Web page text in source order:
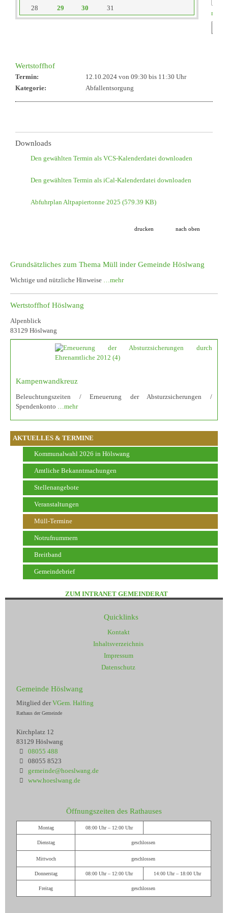
AKTUELLES & TERMINE
Kommunalwahl 2026 in Hölswang
Amtliche Bekanntmachungen
Stellenangebote
Veranstaltungen
Müll-Termine
Notrufnummern
Breitband
Gemeindebrief
28
29 30 31
reset
Wertstoffhof
Termin: 12.10.2024 von 09:30 bis 11:30 Uhr
Kategorie:
Abfallentsorgung
Downloads
Den gewählten Termin als VCS-Kalenderdatei downloaden
Den gewählten Termin als iCal-Kalenderdatei downloaden
Abfuhrplan Altpapiertonne 2025 (579.39 KB)
drucken nach oben
Grundsätzliches zum Thema Müll inder Gemeinde Höslwang
Wichtige und nützliche Hinweise …mehr
Wertstoffhof Höslwang
Alpenblick
83129 Höslwang
Kampenwandkreuz
Beleuchtungszeiten / Erneuerung der Absturzsicherungen /
Spendenkonto …mehr
ZUM INTRANET GEMEINDERAT
Quicklinks
Kontakt
Inhaltsverzeichnis
Impressum
Datenschutz
Gemeinde Höslwang
Mitglied derVGem. Halfing
Rathaus der Gemeinde
Kirchplatz 12
83129 Höslwang
08055 488
08055 8523
gemeinde@hoeslwang.de
www.hoeslwang.de
Öffnungszeiten des Rathauses
Montag 08:00 Uhr – 12:00 Uhr
Dienstag geschlossen
Mittwoch geschlossen
Donnerstag 08:00 Uhr – 12:00 Uhr 14:00 Uhr – 18:00 Uhr
Freitag geschlossen